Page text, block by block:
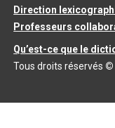
Direction
Professeurs
Qu’est-ce que le
Tous droits réservés ©